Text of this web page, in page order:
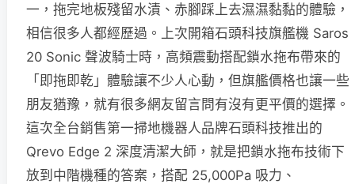
一，拖完地板殘留水漬、赤腳踩上去濕濕黏黏的體驗，
相信很多人都經歷過。上次開箱石頭科技旗艦機 Saros
20 Sonic 聲波騎士時，高頻震動搭配鎖水拖布帶來的
「即拖即乾」體驗讓不少人心動，但旗艦價格也讓一些
朋友猶豫，就有很多網友留言問有沒有更平價的選擇。
這次全台銷售第一掃地機器人品牌石頭科技推出的
Qrevo Edge 2 深度清潔大師，就是把鎖水拖布技術下
放到中階機種的答案，搭配 25,000Pa 吸力、